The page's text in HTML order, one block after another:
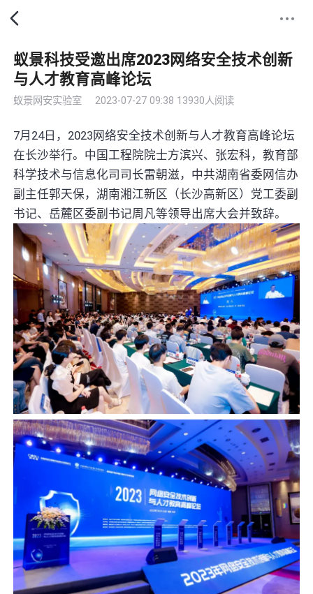
蚁景科技受邀出席2023网络安全技术创新
与人才教育高峰论坛
蚁景网安实验室 2023-07-27 09:38 13930人阅读
7月24日，2023网络安全技术创新与人才教育高峰论坛
在长沙举行。中国工程院院士方滨兴、张宏科，教育部
科学技术与信息化司司长雷朝滋，中共湖南省委网信办
副主任郭天保，湖南湘江新区（长沙高新区）党工委副
书记、岳麓区委副书记周凡等领导出席大会并致辞。